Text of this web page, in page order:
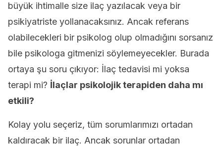
büyük ihtimalle size ilaç yazılacak veya bir
psikiyatriste yollanacaksınız. Ancak referans
olabilecekleri bir psikolog olup olmadığını sorsanız
bile psikologa gitmenizi söylemeyecekler. Burada
ortaya şu soru çıkıyor: İlaç tedavisi mi yoksa
terapi mi? İlaçlar psikolojik terapiden daha mı
etkili?
Kolay yolu seçeriz, tüm sorumlarımızı ortadan
kaldıracak bir ilaç. Ancak sorunlar ortadan